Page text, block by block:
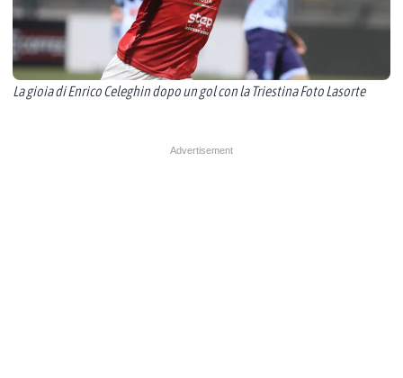
La gioia di Enrico Celeghin dopo un gol con la Triestina Foto Lasorte